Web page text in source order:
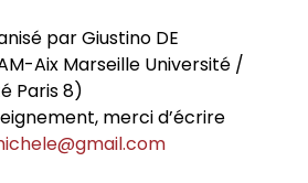
par Giustino DE
Aix Marseille Université /
Paris 8)
merci d’écrire